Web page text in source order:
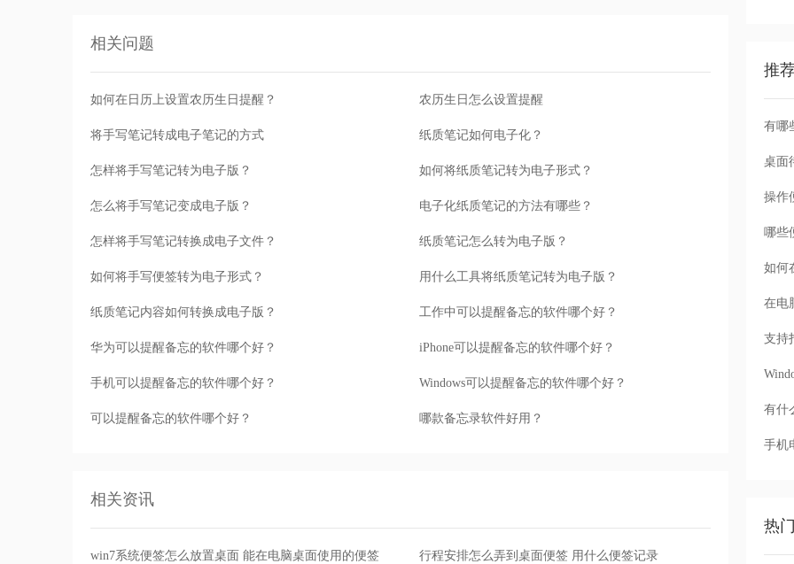
相关问题
如何在日历上设置农历生日提醒？ 农历生日怎么设置提醒
将手写笔记转成电子笔记的方式 纸质笔记如何电子化？
怎样将手写笔记转为电子版？ 如何将纸质笔记转为电子形式？
怎么将手写笔记变成电子版？ 电子化纸质笔记的方法有哪些？
怎样将手写笔记转换成电子文件？ 纸质笔记怎么转为电子版？
如何将手写便签转为电子形式？ 用什么工具将纸质笔记转为电子版？
纸质笔记内容如何转换成电子版？ 工作中可以提醒备忘的软件哪个好？
华为可以提醒备忘的软件哪个好？ iPhone可以提醒备忘的软件哪个好？
手机可以提醒备忘的软件哪个好？ Windows可以提醒备忘的软件哪个好？
可以提醒备忘的软件哪个好？ 哪款备忘录软件好用？
相关资讯
win7系统便签怎么放置桌面 能在电脑桌面使用的便签 行程安排怎么弄到桌面便签 用什么便签记录
推
有哪
桌面
操作
哪些
如何
在电
支持
有什
手机
热